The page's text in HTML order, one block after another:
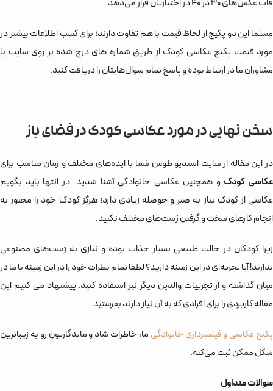
قاب عکس‌های 30 در 40 در اختیارتان قرار می‌دهد.
مسلما این دو پکیج از لحاظ قیمت با هم تفاوت‌ دارند؛ برای کسب اطلاعات بیشتر در
مورد قیمت پکیج عکاسی کودک از طریق شماره های درج شده بر روی سایت با
مشاوران ما در ارتباط بوده و پاسخ تمام سوال‌هایتان را دریافت کنید.
سخن نهایی در مورد عکاسی کودک در فضای باز
در این مقاله از سایت استدیو طوس شما با ایده‌های مختلف و زمان مناسب برای
عکاسی کودک و همچنین عکاسی خانوادگی آشنا شدید. در انتها باید بگویم
عکاسی از کودک نیاز به صبر و حوصله زیادی دارد؛ هرگز کودک خود را مجبور به
انجام کارهای سخت و گرفتن ژست‌های مختلف نکنید.
زیرا کودکان در حالت طبیعی بسیار جذاب بوده و نیازی به ژست‌های مصنوعی
ندارند! آیا تجربه‌ای در این زمینه دارید؟ لطفا تمام نظرات خود را در این زمینه با ما در
میان گذاشته و از تجربیات والدین دیگر نیز استفاده کنید. پیشنهاد می کنیم این
مقاله کاربردی را برای افرادی که به آن نیاز دارند بفرستید.
پکیج‌ عکاسی و فیلمبرداری خانوادگی ما، خاطرات شاد و ماندگارتون رو به زیباترین
شکل ممکن ثبت می‌کنه.
سوالات متداول